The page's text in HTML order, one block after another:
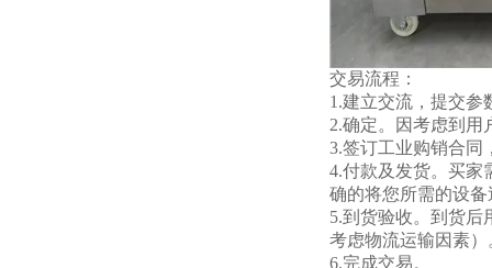
交易流程：
1.建立交流，提交参
2.确定。因考虑到用
3.签订工业购销合同
4.付款及发货。买家
确的将您所需的设
5.到货验收。到货后
考虑物流运输因素
6.完成交易。